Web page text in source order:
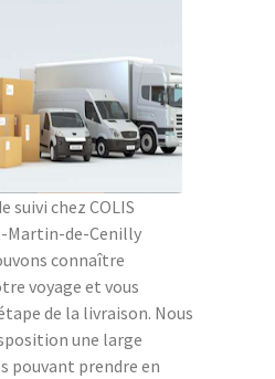
suivi chez COLIS
Martin-de-Cenilly
connaître
voyage et vous
de la livraison. Nous
une large
pouvant prendre en